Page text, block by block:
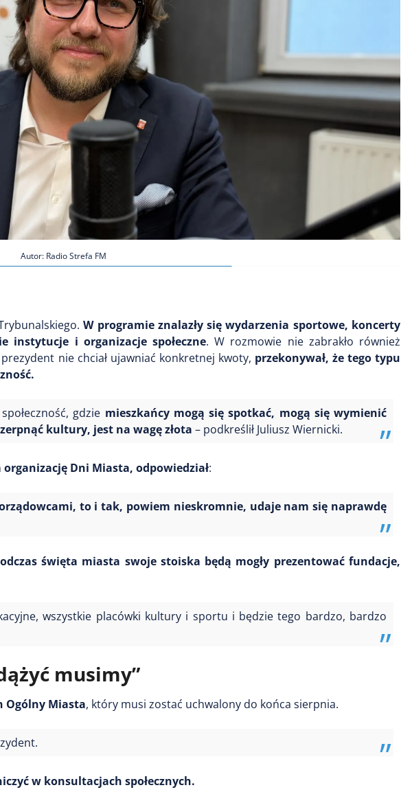
Autor: Radio Strefa FM
W programie znalazły się wydarzenia sportowe, koncerty
instytucje i organizacje społeczne. W rozmowie nie zabrakło również
nie chciał ujawniać konkretnej kwoty, przekonywał, że tego typu
gdzie mieszkańcy mogą się spotkać, mogą się wymienić
kultury, jest na wagę złota – podkreślił Juliusz Wiernicki.
Dni Miasta, odpowiedział:
to i tak, powiem nieskromnie, udaje nam się naprawdę
święta miasta swoje stoiska będą mogły prezentować fundacje,
wszystkie placówki kultury i sportu i będzie tego bardzo, bardzo
musimy”
Ogólny Miasta, który musi zostać uchwalony do końca sierpnia.
w konsultacjach społecznych.